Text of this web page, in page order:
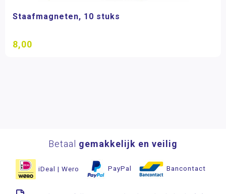
Staafmagneten, 10 stuks
8,00
Betaal gemakkelijk en veilig
iDeal | Wero PayPal Bancontact